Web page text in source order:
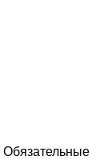
Обязательные